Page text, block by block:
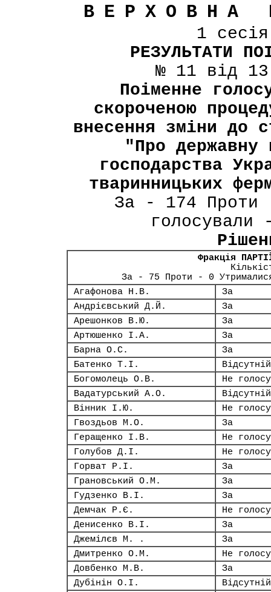
ВЕРХОВНА
1
РЕЗУЛЬТАТИ
№ 11 від
Поіменне
скороченою
внесення зміни до
"Про державну
господарства
тваринницьких
За - 174 Проти
Фракція
За - 75 Проти - 0
Агафонова Н.В.
За
Андрієвський Д.Й.
За
Арешонков В.Ю.
За
Артюшенко І.А.
За
Барна О.С.
За
Батенко Т.І.
Відсутній
Богомолець О.В.
Не
Вадатурський А.О.
Відсутній
Вінник І.Ю.
Не
Гвоздьов М.О.
За
Геращенко І.В.
Не
Голубов Д.І.
Не
Горват Р.І.
За
Грановський О.М.
За
Гудзенко В.І.
За
Демчак Р.Є.
Не
Денисенко В.І.
За
Джемілєв М. .
За
Дмитренко О.М.
Не
Довбенко М.В.
За
Дубінін О.І.
Відсутній